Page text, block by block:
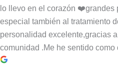
lo llevo en el corazón ❤️grandes
especial también al tratamiento
personalidad excelente,gracias
comunidad .Me he sentido